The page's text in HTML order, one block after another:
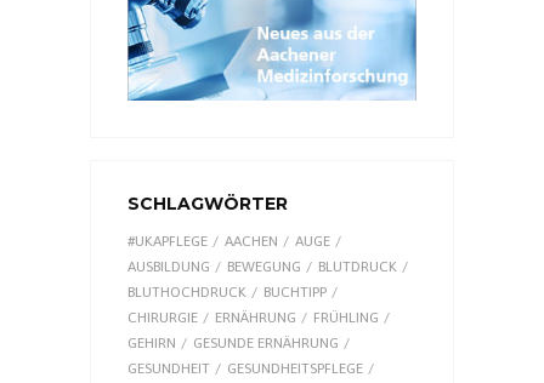
SCHLAGWÖRTER
#UKAPFLEGE AACHEN
AUGE
AUSBILDUNG
BEWEGUNG
BLUTDRUCK
BLUTHOCHDRUCK
BUCHTIPP
CHIRURGIE
ERNÄHRUNG
FRÜHLING
GEHIRN
GESUNDE ERNÄHRUNG
GESUNDHEIT
GESUNDHEITSPFLEGE